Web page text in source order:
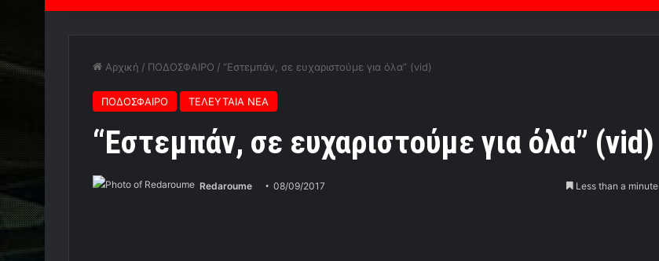
Αρχική / ΠΟΔΟΣΦΑΙΡΟ / “Εστεμπάν, σε ευχαριστούμε για όλα” (vid)
ΠΟΔΟΣΦΑΙΡΟ ΤΕΛΕΥΤΑΙΑ ΝΕΑ
“Εστεμπάν, σε ευχαριστούμε για όλα” (vid)
Redaroume 08/09/2017 Less than a minute